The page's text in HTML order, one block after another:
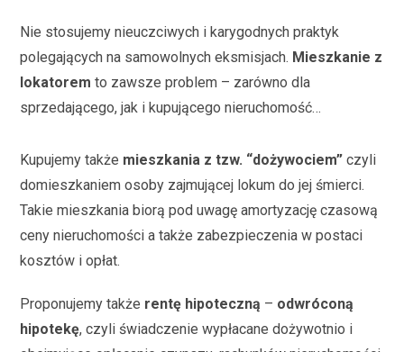
Nie stosujemy nieuczciwych i karygodnych praktyk
polegających na samowolnych eksmisjach. Mieszkanie z
lokatorem to zawsze problem – zarówno dla
sprzedającego, jak i kupującego nieruchomość…
Kupujemy także mieszkania z tzw. “dożywociem” czyli
domieszkaniem osoby zajmującej lokum do jej śmierci.
Takie mieszkania biorą pod uwagę amortyzację czasową
ceny nieruchomości a także zabezpieczenia w postaci
kosztów i opłat.
Proponujemy także rentę hipoteczną – odwróconą
hipotekę, czyli świadczenie wypłacane dożywotnio i